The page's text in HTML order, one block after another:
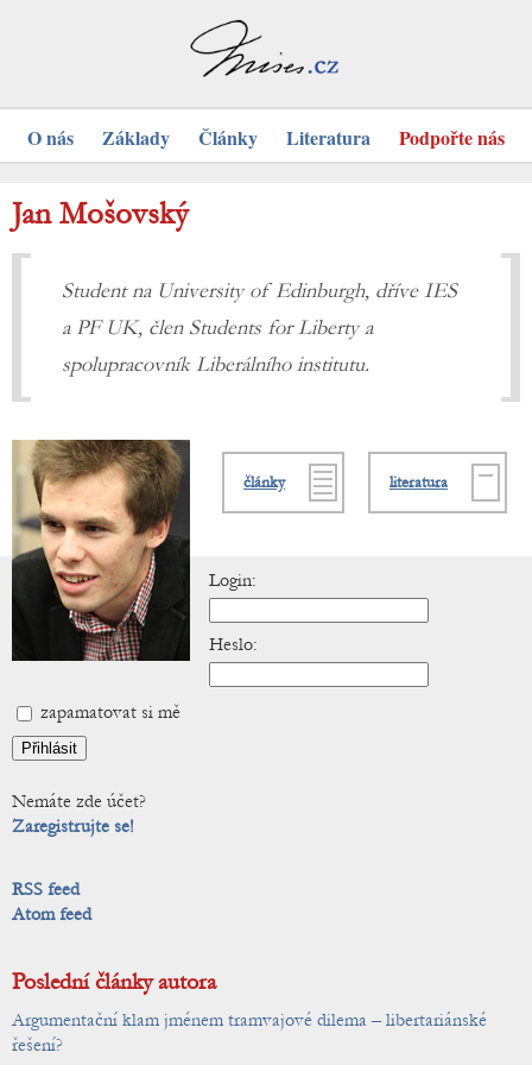
O nás Základy Články Literatura Podpořte nás
Jan Mošovský
Student na University of Edinburgh, dříve IES
a PF UK, člen Students for Liberty a
spolupracovník Liberálního institutu.
články literatura
Login:
Heslo:
zapamatovat si mě
Nemáte zde účet?
Zaregistrujte se!
RSS feed
Atom feed
Poslední články autora
Argumentační klam jménem tramvajové dilema – libertariánské
řešení?